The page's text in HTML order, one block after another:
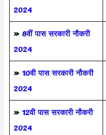
2024
» 8वीं पास सरकारी नौकरी
2024
» 10वी पास सरकारी नौकरी
2024
» 12वी पास सरकारी नौकरी
2024